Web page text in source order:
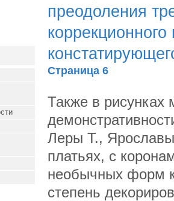
преодоления
Страница 6
Также в рисунках
Леры Т.,
платьях, с
необычных форм
степень